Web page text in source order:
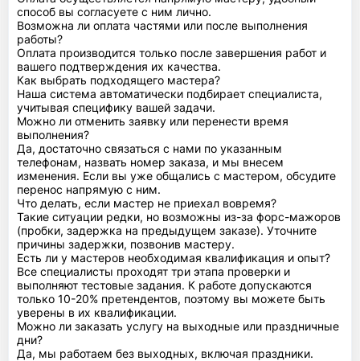
способ вы согласуете с ним лично.
Возможна ли оплата частями или после выполнения
работы?
Оплата производится только после завершения работ и
вашего подтверждения их качества.
Как выбрать подходящего мастера?
Наша система автоматически подбирает специалиста,
учитывая специфику вашей задачи.
Можно ли отменить заявку или перенести время
выполнения?
Да, достаточно связаться с нами по указанным
телефонам, назвать номер заказа, и мы внесем
изменения. Если вы уже общались с мастером, обсудите
перенос напрямую с ним.
Что делать, если мастер не приехал вовремя?
Такие ситуации редки, но возможны из-за форс-мажоров
(пробки, задержка на предыдущем заказе). Уточните
причины задержки, позвонив мастеру.
Есть ли у мастеров необходимая квалификация и опыт?
Все специалисты проходят три этапа проверки и
выполняют тестовые задания. К работе допускаются
только 10-20% претендентов, поэтому вы можете быть
уверены в их квалификации.
Можно ли заказать услугу на выходные или праздничные
дни?
Да, мы работаем без выходных, включая праздники.